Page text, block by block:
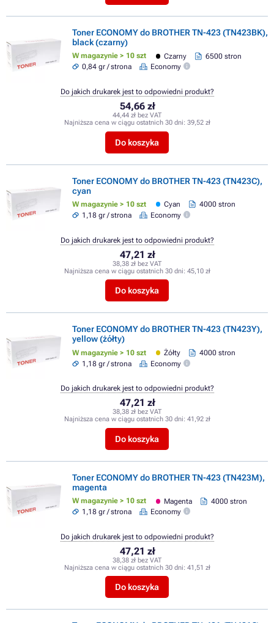
Toner ECONOMY do BROTHER TN-423 (TN423BK),
black (czarny)
W magazynie > 10 szt Czarny
6500 stron
0,84 gr / strona
Economy
54,66 zł
44,44 zł bez VAT
Najniższa cena w ciągu ostatnich 30 dni: 39,52 zł
Do koszyka
Do jakich drukarek jest to odpowiedni produkt?
Toner ECONOMY do BROTHER TN-423 (TN423C),
cyan
W magazynie > 10 szt Cyan
4000 stron
1,18 gr / strona
Economy
47,21 zł
38,38 zł bez VAT
Najniższa cena w ciągu ostatnich 30 dni: 45,10 zł
Do koszyka
Do jakich drukarek jest to odpowiedni produkt?
Toner ECONOMY do BROTHER TN-423 (TN423Y),
yellow (żółty)
W magazynie > 10 szt Żółty
4000 stron
1,18 gr / strona
Economy
47,21 zł
38,38 zł bez VAT
Najniższa cena w ciągu ostatnich 30 dni: 41,92 zł
Do koszyka
Do jakich drukarek jest to odpowiedni produkt?
Toner ECONOMY do BROTHER TN-423 (TN423M),
magenta
W magazynie > 10 szt Magenta
4000 stron
1,18 gr / strona
Economy
47,21 zł
38,38 zł bez VAT
Najniższa cena w ciągu ostatnich 30 dni: 41,51 zł
Do koszyka
Do jakich drukarek jest to odpowiedni produkt?